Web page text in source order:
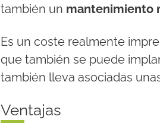
también un mantenimiento
Es un coste realmente
que también se puede
también lleva asociadas
Ventajas